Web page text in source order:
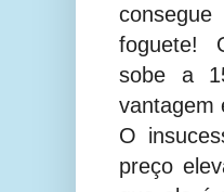
foguete!
sobe a
vantagem
O
preço